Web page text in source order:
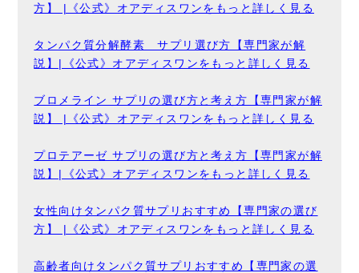
方】 |《公式》オアディスワンをもっと詳しく見る
タンパク質分解酵素 サプリ選び方【専門家が解
説】|《公式》オアディスワンをもっと詳しく見る
ブロメライン サプリの選び方と考え方【専門家が解
説】 |《公式》オアディスワンをもっと詳しく見る
プロテアーゼ サプリの選び方と考え方【専門家が解
説】|《公式》オアディスワンをもっと詳しく見る
女性向けタンパク質サプリおすすめ【専門家の選び
方】 |《公式》オアディスワンをもっと詳しく見る
高齢者向けタンパク質サプリおすすめ【専門家の選